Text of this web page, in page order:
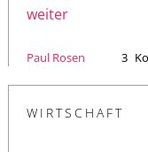
weiter
Paul Rosen 3
WIRTSCHAFT